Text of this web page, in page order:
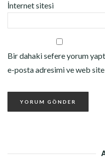
İnternet sitesi
Bir dahaki sefere yorum
e-posta adresimi ve web